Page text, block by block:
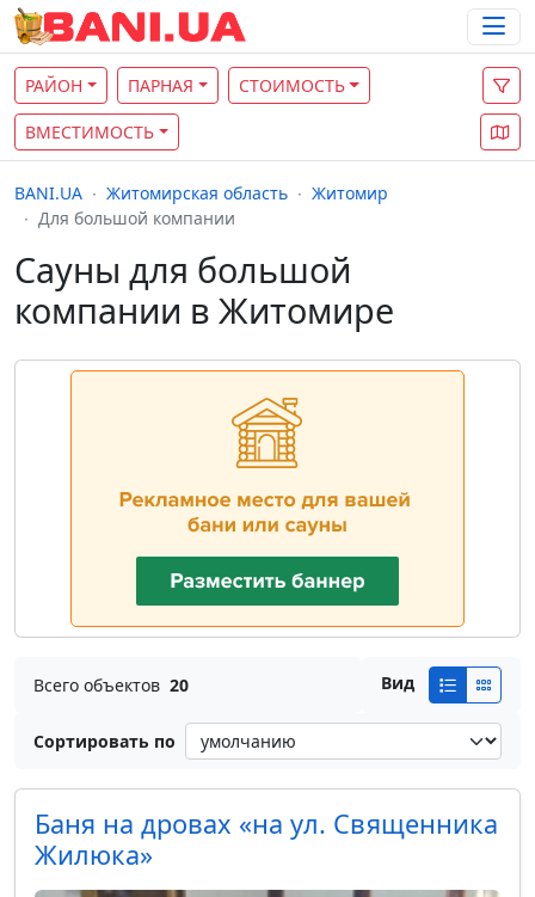
РАЙОН ПАРНАЯ СТОИМОСТЬ
ВМЕСТИМОСТЬ
BANI.UA Житомирская область
Житомир
Для большой компании
Сауны для большой
компании в Житомире
Всего объектов 20 Вид
Сортировать по
Баня на дровах «на ул. Священника
Жилюка»